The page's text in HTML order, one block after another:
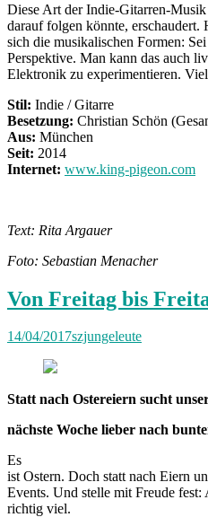
Diese Art der Indie-Gitarren-
darauf folgen könnte, erschaudert.
sich die musikalischen Formen:
Perspektive. Man kann das auch
Elektronik zu experimentieren.
Stil: Indie / Gitarre
Besetzung: Christian Schön
Aus: München
Seit: 2014
Internet: www.king-pigeon.com
Text: Rita Argauer
Foto: Sebastian Menacher
Von Freitag bis
14/04/2017szjungeleute
Statt nach Ostereiern sucht
nächste Woche lieber nach
Es
ist Ostern. Doch statt nach Eiern
Events. Und stelle mit Freude
richtig viel.